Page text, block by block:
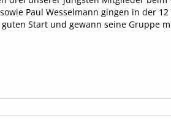
Paul Wesselmann gingen in der
Start und gewann seine Gruppe